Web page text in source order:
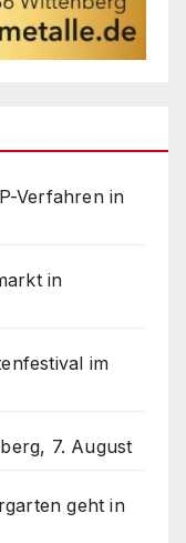
Verfahren in
in
im
7. August
geht in